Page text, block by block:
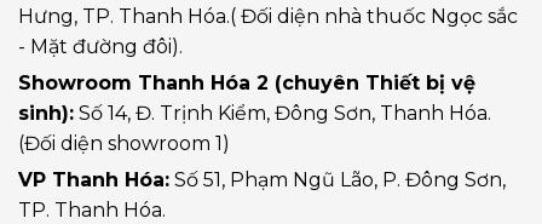
Hưng, TP. Thanh Hóa.( Đối diện nhà thuốc Ngọc sắc
- Mặt đường đôi).
Showroom Thanh Hóa 2 (chuyên Thiết bị vệ
sinh): Số 14, Đ. Trịnh Kiểm, Đông Sơn, Thanh Hóa.
(Đối diện showroom 1)
VP Thanh Hóa: Số 51, Phạm Ngũ Lão, P. Đông Sơn,
TP. Thanh Hóa.